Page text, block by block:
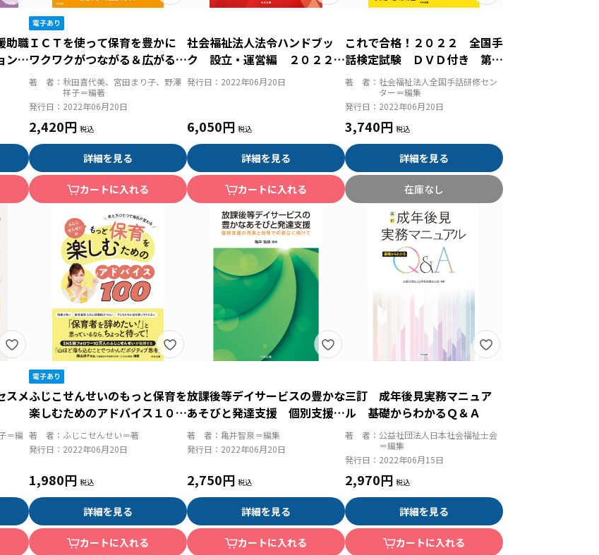
助職
ンと
ＩＣＴを使って保育を豊かに
ワクワクがつながる＆広がる２
８の実践
著 者： 秋田喜代美、宮田まり子、野澤
祥子＝編著
発行日： 2022年06月20日
2,420円
詳細を見る
カートに入れる
社会福祉法人法令ハンドブッ
ク 設立・運営編 ２０２２年
版 設立・運営のための法令・
発行日： 2022年06月20日
6,050円
詳細を見る
カートに入れる
これで合格！２０２２ 全国手
話検定試験 ＤＶＤ付き 第１
６回全国手話検定試験解説集
著 者： 社会福祉法人全国手話研修セン
ター＝編集
発行日： 2022年06月20日
3,740円
詳細を見る
在庫なし
スメ
＝編
ふじこせんせいのもっと保育を
楽しむためのアドバイス１０
０ 考え方ひとつで毎日が変わ
る
著 者： ふじこせんせい＝著
発行日： 2022年06月20日
1,980円
詳細を見る
カートに入れる
放課後等デイサービスの豊かな
あそびと発達支援 個別支援の
充実と地域での自立に向けて
著 者： 亀井智泉＝編集
発行日： 2022年06月20日
2,750円
詳細を見る
カートに入れる
三訂 成年後見実務マニュア
ル 基礎からわかるＱ＆Ａ
著 者： 公益社団法人日本社会福祉士会
＝編集
発行日： 2022年06月15日
2,970円
詳細を見る
カートに入れる